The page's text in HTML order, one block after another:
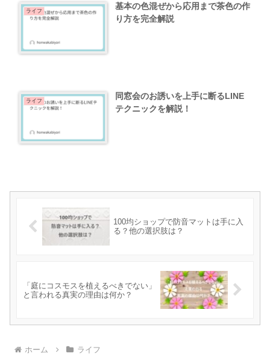
ライフ
基本の色混ぜから応用まで茶色の作
り方を完全解説
ライフ
同窓会のお誘いを上手に断るLINE
テクニックを解説！
100均ショップで防音マットは手に入
る？他の選択肢は？
「庭にコスモスを植えるべきでない」
と言われる真実の理由は何か？
ホーム ライフ